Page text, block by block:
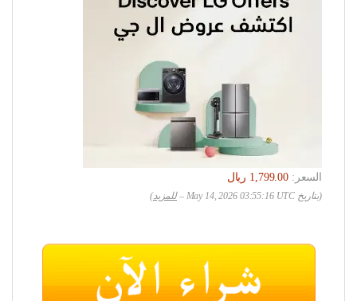
السعر:
‏1,799.00 ريال
(بتاريخ May 14, 2026 03:55:16 UTC – للمزيد)